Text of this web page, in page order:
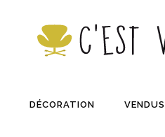
DÉCORATION VENDUS